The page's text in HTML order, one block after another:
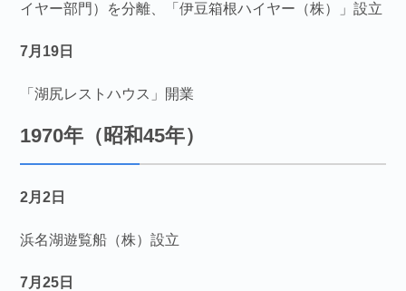
イヤー部門）を分離、「伊豆箱根ハイヤー（株）」設立
7月19日
「湖尻レストハウス」開業
1970年（昭和45年）
2月2日
浜名湖遊覧船（株）設立
7月25日